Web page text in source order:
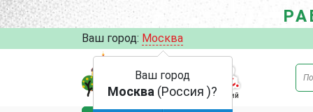
Ваш город: Москва
Ваш город
Москва (Россия )?